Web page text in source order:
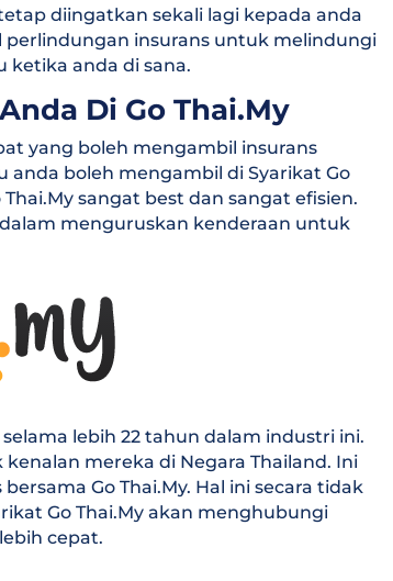
diingatkan sekali lagi kepada anda
perlindungan insurans untuk melindungi
ketika anda di sana.
Di Go Thai.My
yang boleh mengambil insurans
anda boleh mengambil di Syarikat Go
sangat best dan sangat efisien.
menguruskan kenderaan untuk
lebih 22 tahun dalam industri ini.
mereka di Negara Thailand. Ini
Go Thai.My. Hal ini secara tidak
Go Thai.My akan menghubungi
cepat.